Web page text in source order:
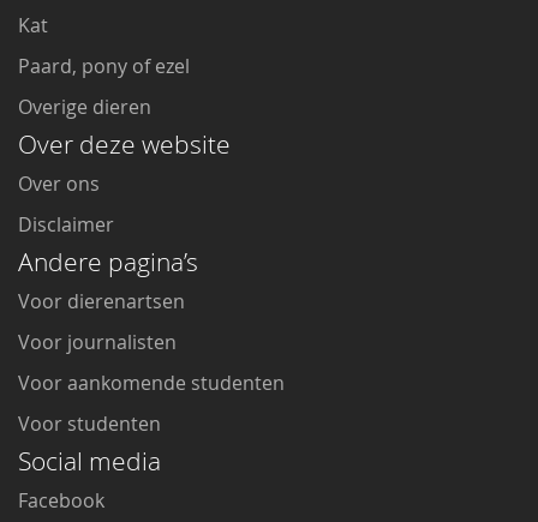
Kat
Paard, pony of ezel
Overige dieren
Over deze website
Over ons
Disclaimer
Andere pagina’s
Voor dierenartsen
Voor journalisten
Voor aankomende studenten
Voor studenten
Social media
Facebook